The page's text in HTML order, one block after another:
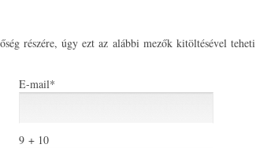
részére, úgy ezt az alábbi mezők kitöltésével teheti
E-mail*
9 + 10